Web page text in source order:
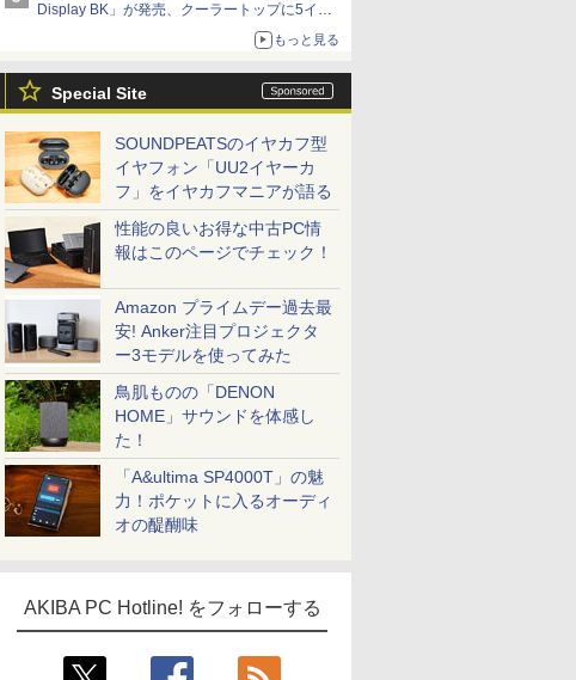
Display BK」が発売、クーラートップに5イン
もっと見る
Special Site
SOUNDPEATSのイヤカフ型
イヤフォン「UU2イヤーカ
フ」をイヤカフマニアが語る
性能の良いお得な中古PC情
報はこのページでチェック！
Amazon プライムデー過去最
安! Anker注目プロジェクタ
ー3モデルを使ってみた
鳥肌ものの「DENON
HOME」サウンドを体感し
た！
「A&ultima SP4000T」の魅
力！ポケットに入るオーディ
オの醍醐味
AKIBA PC Hotline! をフォローする